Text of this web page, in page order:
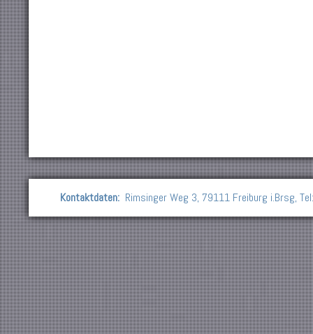
Kontaktdaten: Rimsinger Weg 3, 79111 Freiburg i.Brsg,